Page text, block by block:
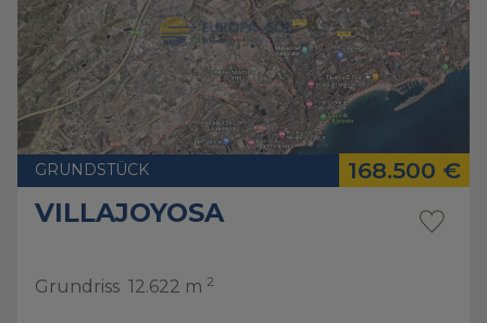
GRUNDSTÜCK 168.500 €
VILLAJOYOSA
Grundriss 12.622 m 2